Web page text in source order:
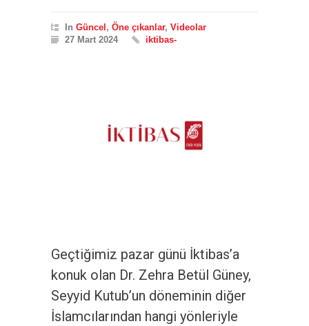
In Güncel, Öne çıkanlar, Videolar
27 Mart 2024
iktibas-
Geçtiğimiz pazar günü İktibas’a
konuk olan Dr. Zehra Betül Güney,
Seyyid Kutub’un döneminin diğer
İslamcılarından hangi yönleriyle